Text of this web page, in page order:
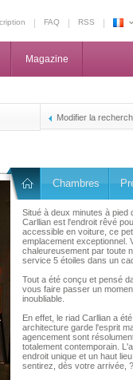
FAQ
RSS
Magazine
Modifier la
Chambres
Situé à deux minutes à pied
Carllian est l'endroit rêvé
accessible en voiture, ce
emplacement exceptionnel.
chaleureusement par toute
service 5 étoiles dans un
Tout a été conçu et pensé
vous faire passer un
inoubliable.
En effet, le riad Carllian a
architecture garde l'esprit
agencement sont
totalement contemporain.
endroit unique et un haut
sentirez, dès votre arrivée,